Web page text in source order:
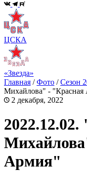
ЦСКА
«Звезда»
Главная /Фото /Сезон
Михайлова" - "Красная
2 декабря, 2022
Армия"